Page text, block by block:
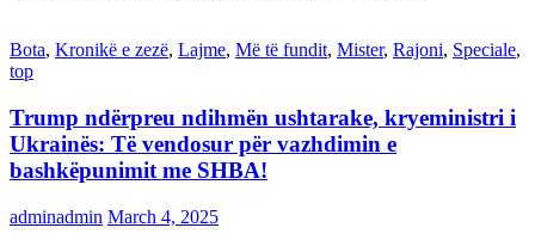
Bota, Kronikë e zezë, Lajme, Më të fundit, Mister, Rajoni, Speciale,
top
Trump ndërpreu ndihmën ushtarake, kryeministri i
Ukrainës: Të vendosur për vazhdimin e
bashkëpunimit me SHBA!
adminadmin March 4, 2025